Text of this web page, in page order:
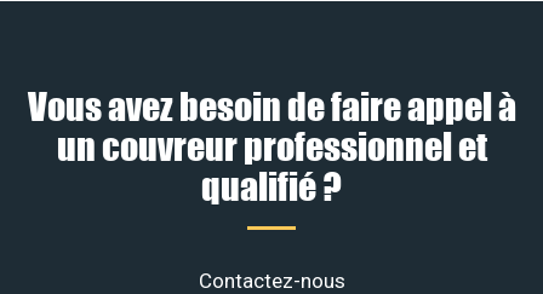
Vous avez besoin de faire appel à
un couvreur professionnel et
qualifié ?
Contactez-nous